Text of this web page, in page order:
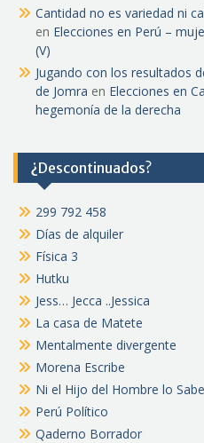
Cantidad no es variedad ni
en Elecciones en Perú –
(V)
Jugando con los resultados
de Jomra en Elecciones en
hegemonía de la derecha
¿Descontinuados?
299 792 458
Días de alquiler
Física 3
Hutku
Jess… Jecca ..Jessica
La casa de Matete
Mentalmente divergente
Morena Escribe
Ni el Hijo del Hombre lo Sabe
Perú Político
Qaderno Borrador